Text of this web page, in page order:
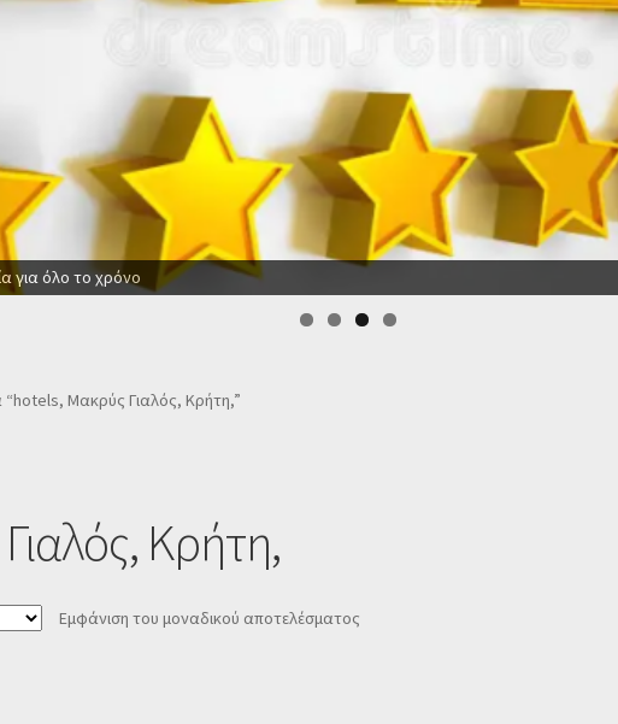
για όλο το χρόνο
“hotels, Μακρύς Γιαλός, Κρήτη,”
Κρήτη,
Εμφάνιση του μοναδικού αποτελέσματος